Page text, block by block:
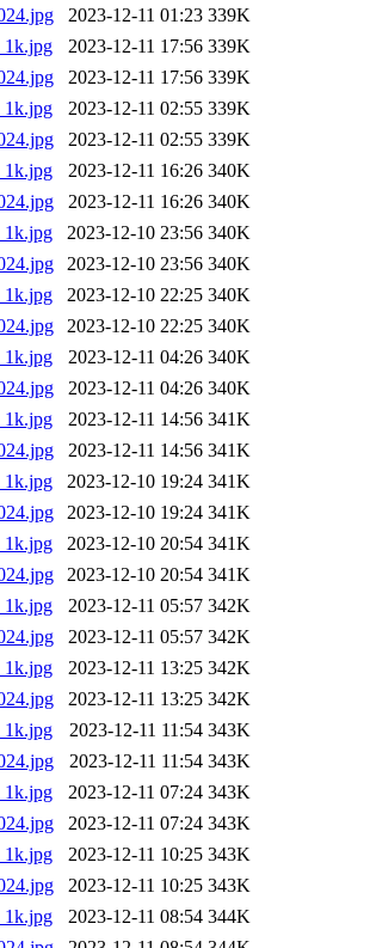
2023-12-11 01:23 339K
2023-12-11 17:56 339K
2023-12-11 17:56 339K
2023-12-11 02:55 339K
2023-12-11 02:55 339K
2023-12-11 16:26 340K
2023-12-11 16:26 340K
2023-12-10 23:56 340K
2023-12-10 23:56 340K
2023-12-10 22:25 340K
2023-12-10 22:25 340K
2023-12-11 04:26 340K
2023-12-11 04:26 340K
2023-12-11 14:56 341K
2023-12-11 14:56 341K
2023-12-10 19:24 341K
2023-12-10 19:24 341K
2023-12-10 20:54 341K
2023-12-10 20:54 341K
2023-12-11 05:57 342K
2023-12-11 05:57 342K
2023-12-11 13:25 342K
2023-12-11 13:25 342K
2023-12-11 11:54 343K
2023-12-11 11:54 343K
2023-12-11 07:24 343K
2023-12-11 07:24 343K
2023-12-11 10:25 343K
2023-12-11 10:25 343K
2023-12-11 08:54 344K